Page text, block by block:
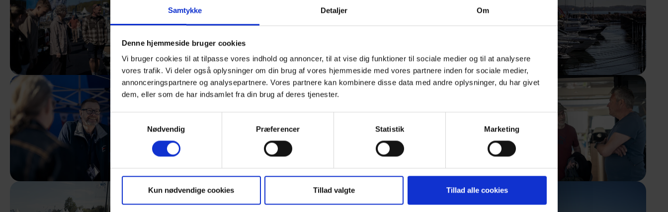
Samtykke Detaljer Om
Denne hjemmeside bruger cookies
Vi bruger cookies til at tilpasse vores indhold og annoncer, til at vise dig funktioner til sociale medier og til at analysere
vores trafik. Vi deler også oplysninger om din brug af vores hjemmeside med vores partnere inden for sociale medier,
annonceringspartnere og analysepartnere. Vores partnere kan kombinere disse data med andre oplysninger, du har givet
dem, eller som de har indsamlet fra din brug af deres tjenester.
Nødvendig
Præferencer Statistik Marketing
Kun nødvendige cookies Tillad valgte Tillad alle cookies